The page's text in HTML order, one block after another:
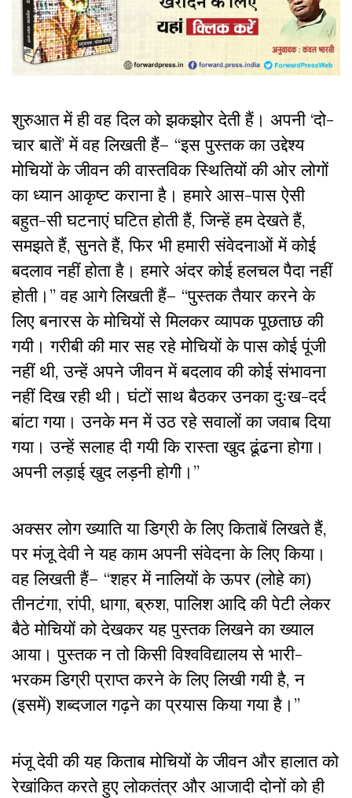
शुरुआत में ही वह दिल को झकझोर देती हैं। अपनी ‘दो-
चार बातें’ में वह लिखती हैं– “इस पुस्तक का उद्देश्य
मोचियों के जीवन की वास्तविक स्थितियों की ओर लोगों
का ध्यान आकृष्ट कराना है। हमारे आस-पास ऐसी
बहुत-सी घटनाएं घटित होती हैं, जिन्हें हम देखते हैं,
समझते हैं, सुनते हैं, फिर भी हमारी संवेदनाओं में कोई
बदलाव नहीं होता है। हमारे अंदर कोई हलचल पैदा नहीं
होती।” वह आगे लिखती हैं– “पुस्तक तैयार करने के
लिए बनारस के मोचियों से मिलकर व्यापक पूछताछ की
गयी। गरीबी की मार सह रहे मोचियों के पास कोई पूंजी
नहीं थी, उन्हें अपने जीवन में बदलाव की कोई संभावना
नहीं दिख रही थी। घंटों साथ बैठकर उनका दुःख-दर्द
बांटा गया। उनके मन में उठ रहे सवालों का जवाब दिया
गया। उन्हें सलाह दी गयी कि रास्ता खुद ढूंढना होगा।
अपनी लड़ाई खुद लड़नी होगी।”
अक्सर लोग ख्याति या डिग्री के लिए किताबें लिखते हैं,
पर मंजू देवी ने यह काम अपनी संवेदना के लिए किया।
वह लिखती हैं– “शहर में नालियों के ऊपर (लोहे का)
तीनटंगा, रांपी, धागा, ब्रुश, पालिश आदि की पेटी लेकर
बैठे मोचियों को देखकर यह पुस्तक लिखने का ख्याल
आया। पुस्तक न तो किसी विश्वविद्यालय से भारी-
भरकम डिग्री प्राप्त करने के लिए लिखी गयी है, न
(इसमें) शब्दजाल गढ़ने का प्रयास किया गया है।”
मंजू देवी की यह किताब मोचियों के जीवन और हालात को
रेखांकित करते हुए लोकतंत्र और आजादी दोनों को ही